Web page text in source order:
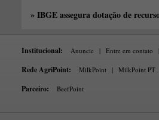
» IBGE assegura dotação de
Institucional: Anuncie | Entre em contato |
Rede AgriPoint: MilkPoint | MilkPoint PT
Parceiro: BeefPoint